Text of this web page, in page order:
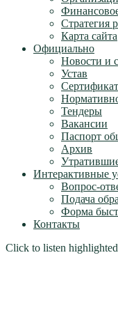
Стратегия
Карта сайта
Официально
Новости и
Устав
Тендеры
Вакансии
Паспорт
Архив
Интерактивные
Вопрос-
Подача
Форма
Контакты
Click to listen